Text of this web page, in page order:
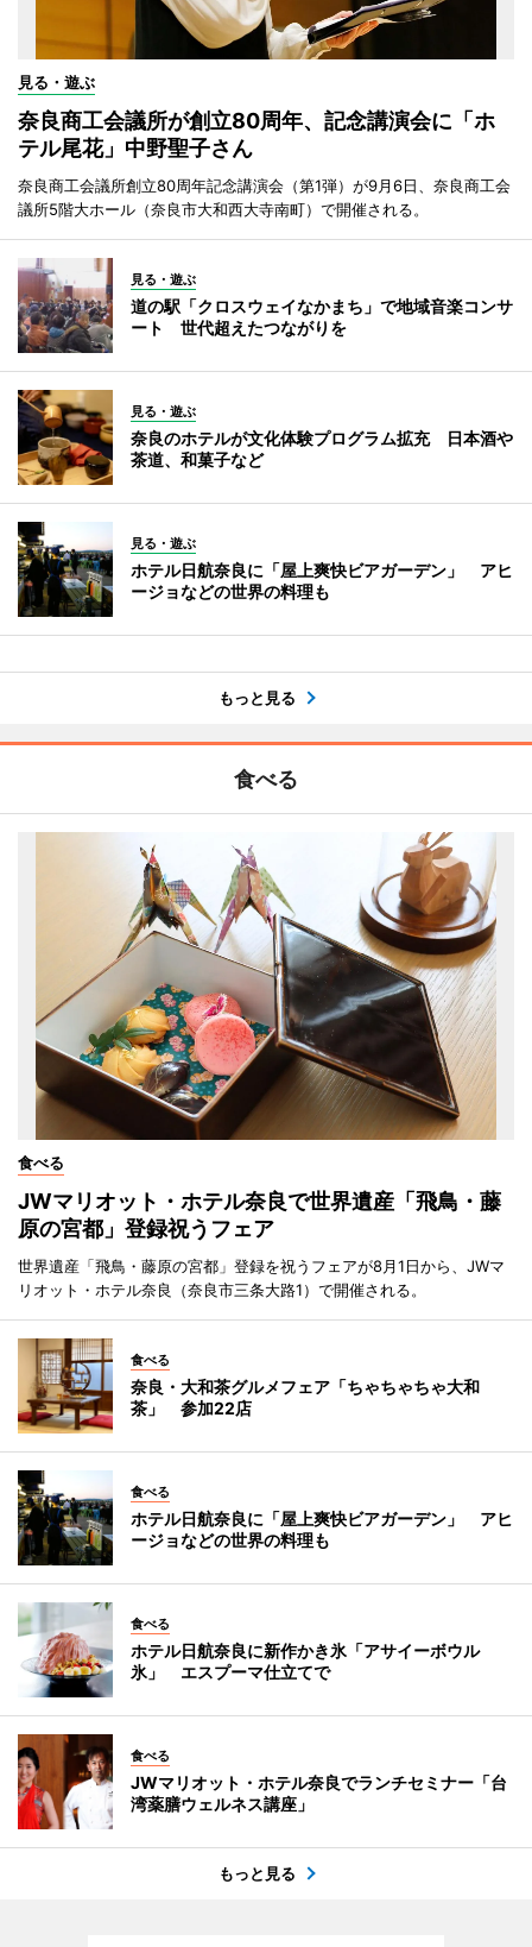
見る・遊ぶ
奈良商工会議所が創立80周年、記念講演会に「ホ
テル尾花」中野聖子さん
奈良商工会議所創立80周年記念講演会（第1弾）が9月6日、奈良商工会
議所5階大ホール（奈良市大和西大寺南町）で開催される。
見る・遊ぶ
道の駅「クロスウェイなかまち」で地域音楽コンサ
ート 世代超えたつながりを
見る・遊ぶ
奈良のホテルが文化体験プログラム拡充 日本酒や
茶道、和菓子など
見る・遊ぶ
ホテル日航奈良に「屋上爽快ビアガーデン」 アヒ
ージョなどの世界の料理も
もっと見る
食べる
食べる
JWマリオット・ホテル奈良で世界遺産「飛鳥・藤
原の宮都」登録祝うフェア
世界遺産「飛鳥・藤原の宮都」登録を祝うフェアが8月1日から、JWマ
リオット・ホテル奈良（奈良市三条大路1）で開催される。
食べる
奈良・大和茶グルメフェア「ちゃちゃちゃ大和
茶」 参加22店
食べる
ホテル日航奈良に「屋上爽快ビアガーデン」 アヒ
ージョなどの世界の料理も
食べる
ホテル日航奈良に新作かき氷「アサイーボウル
氷」 エスプーマ仕立てで
食べる
JWマリオット・ホテル奈良でランチセミナー「台
湾薬膳ウェルネス講座」
もっと見る